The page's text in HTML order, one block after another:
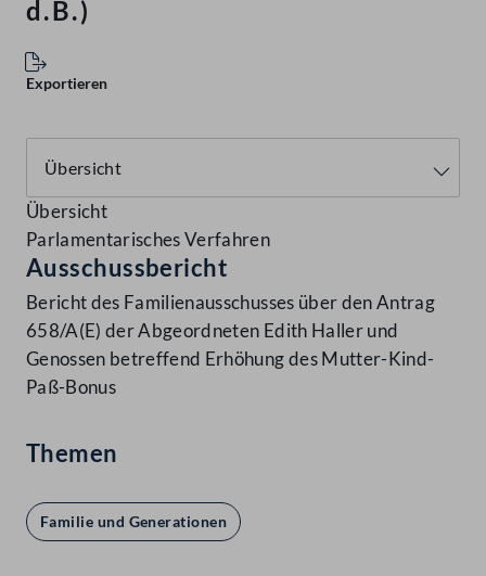
d.B.)
Exportieren
Übersicht
Parlamentarisches Verfahren
Ausschussbericht
Bericht des Familienausschusses über den Antrag
658/A(E) der Abgeordneten Edith Haller und
Genossen betreffend Erhöhung des Mutter-Kind-
Paß-Bonus
Themen
Familie und Generationen